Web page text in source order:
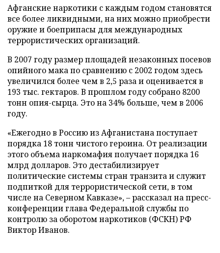
Афганские наркотики с каждым годом становятся
все более ликвидными, на них можно приобрести
оружие и боеприпасы для международных
террористических организаций.
В 2007 году размер площадей незаконных посевов
опийного мака по сравнению с 2002 годом здесь
увеличился более чем в 2,5 раза и оценивается в
193 тыс. гектаров. В прошлом году собрано 8200
тонн опия-сырца. Это на 34% больше, чем в 2006
году.
«Ежегодно в Россию из Афганистана поступает
порядка 18 тонн чистого героина. От реализации
этого объема наркомафия получает порядка 16
млрд долларов. Это дестабилизирует
политические системы стран транзита и служит
подпиткой для террористической сети, в том
числе на Северном Кавказе», – рассказал на пресс-
конференции глава Федеральной службы по
контролю за оборотом наркотиков (ФСКН) РФ
Виктор Иванов.